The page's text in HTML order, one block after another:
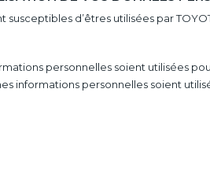
susceptibles d’êtres utilisées par
personnelles soient utilisées
informations personnelles soient